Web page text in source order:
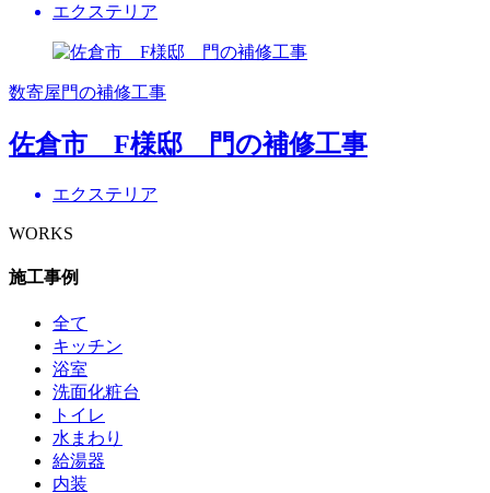
エクステリア
数寄屋門の補修工事
佐倉市 F様邸 門の補修工事
エクステリア
WORKS
施工事例
全て
キッチン
浴室
洗面化粧台
トイレ
水まわり
給湯器
内装